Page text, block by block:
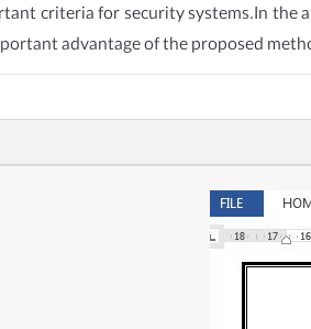
criteria for security systems.In the
advantage of the proposed